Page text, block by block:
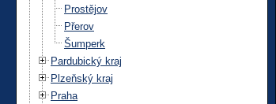
Prostějov
Přerov
Šumperk
Pardubický kraj
Plzeňský kraj
Praha